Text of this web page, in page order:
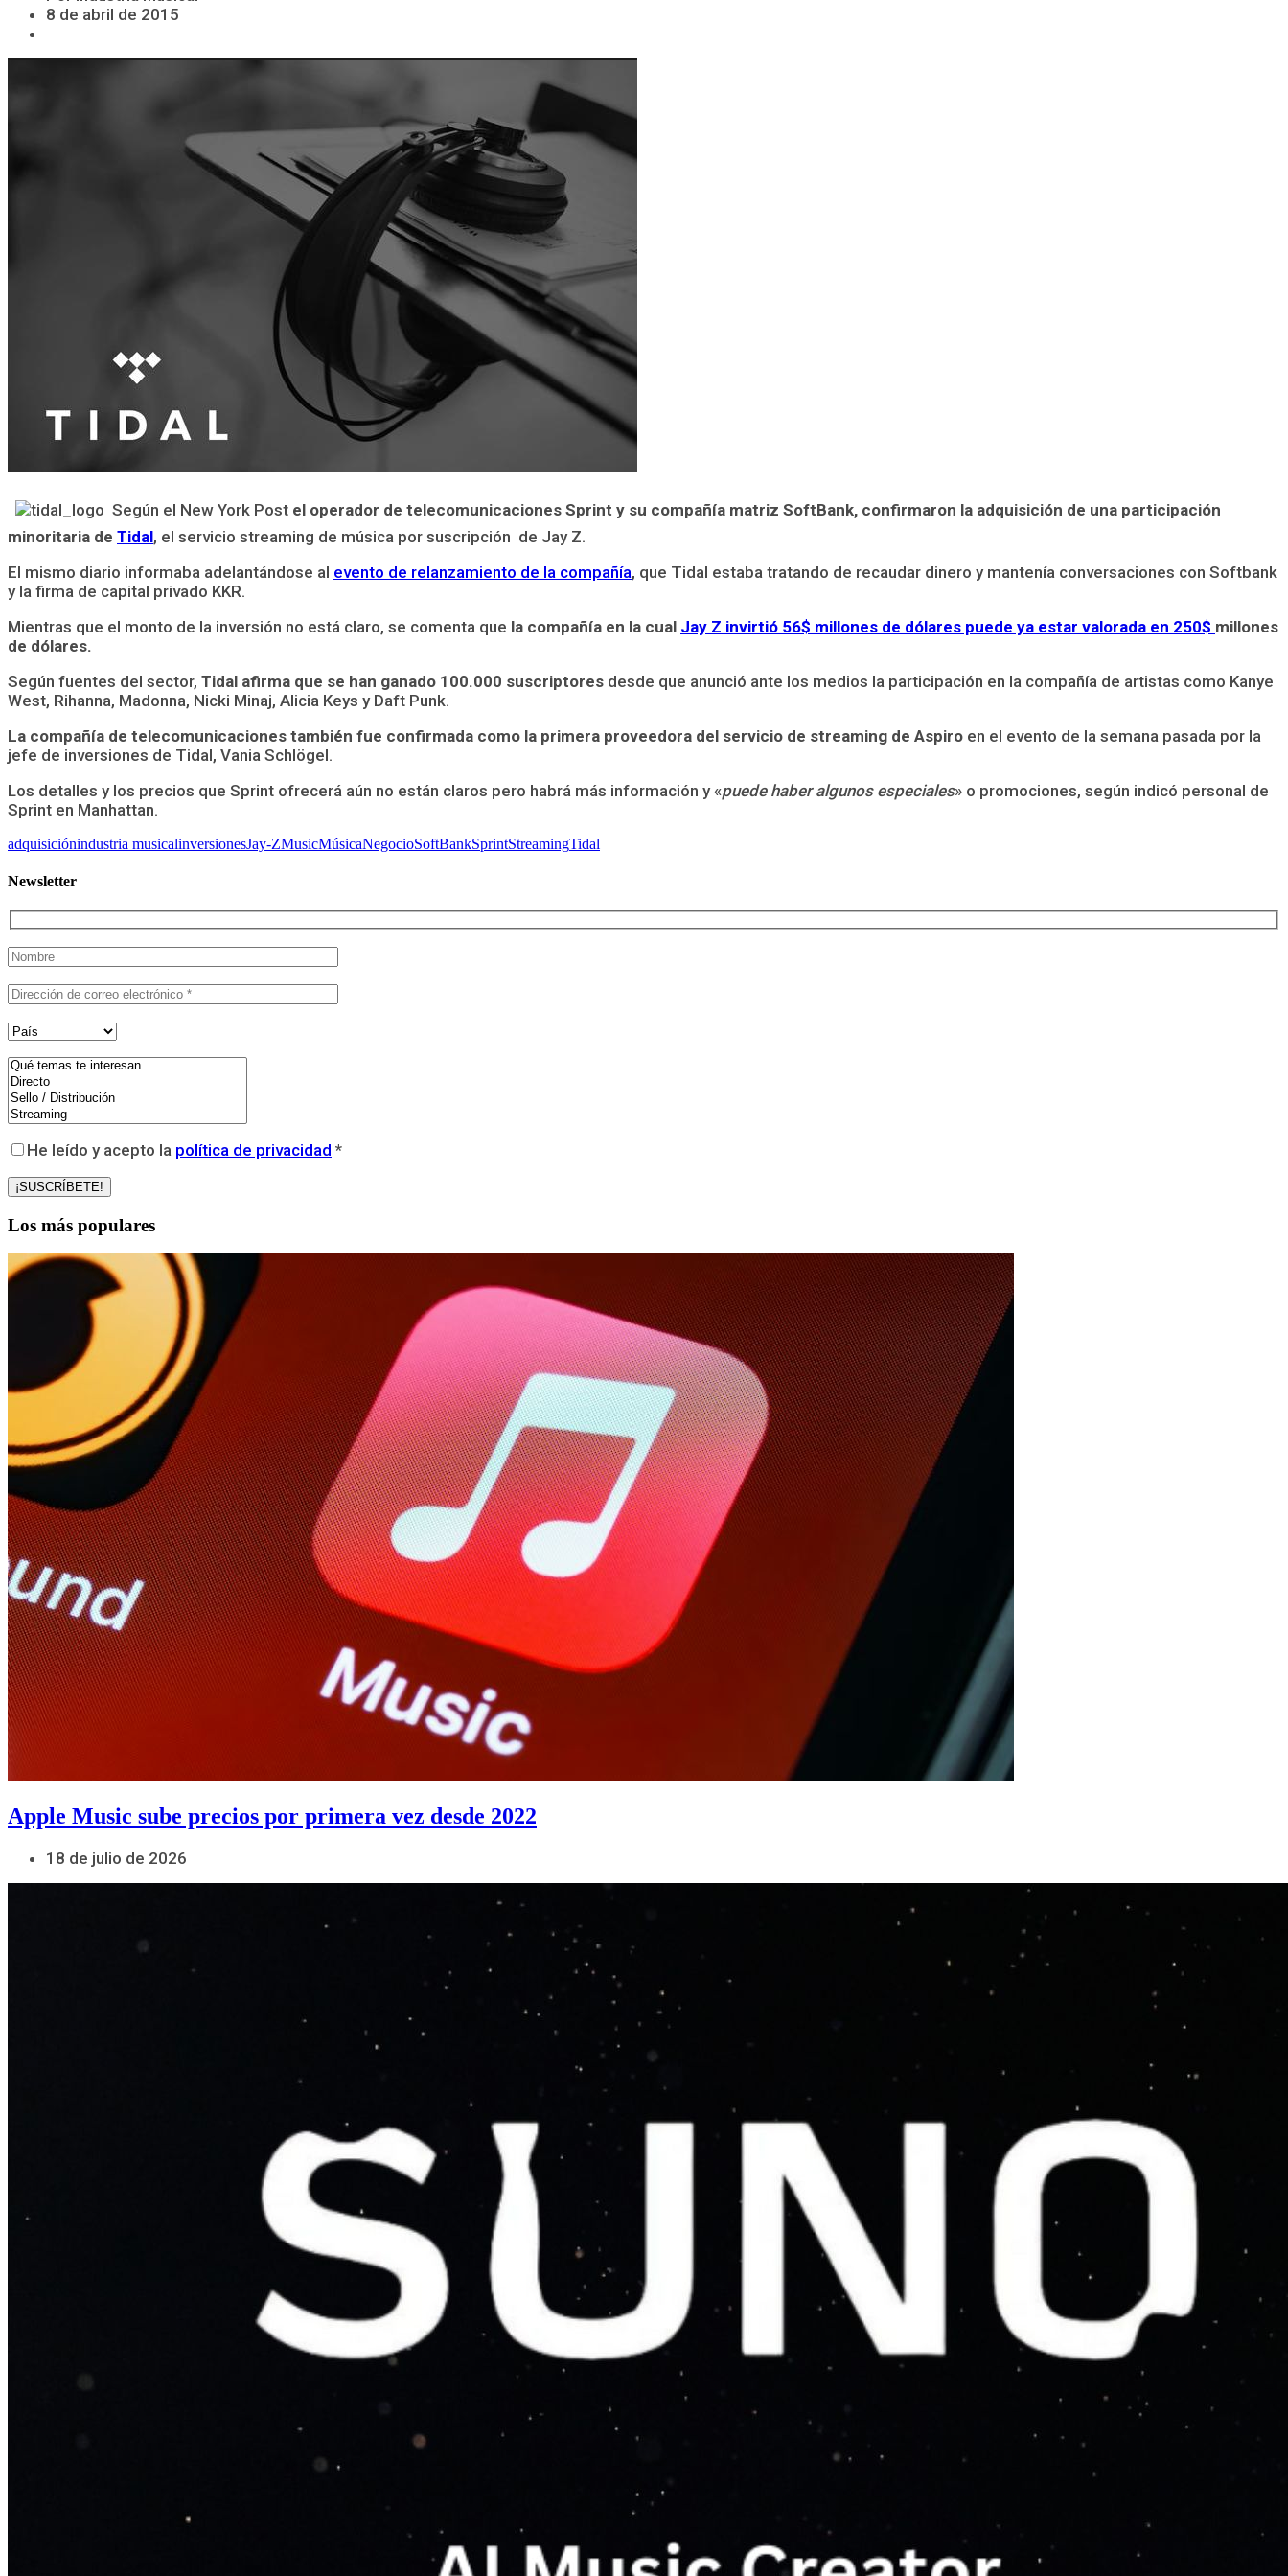
8 de abril de 2015
Según el New York Post el operador de telecomunicaciones Sprint y su compañía matriz SoftBank, confirmaron la adquisición de una participación
minoritaria de Tidal, el servicio streaming de música por suscripción de Jay Z.
El mismo diario informaba adelantándose al evento de relanzamiento de la compañía, que Tidal estaba tratando de recaudar dinero y mantenía conversaciones con Softbank
y la firma de capital privado KKR.
Mientras que el monto de la inversión no está claro, se comenta que la compañía en la cual Jay Z invirtió 56$ millones de dólares puede ya estar valorada en 250$ millones
de dólares.
Según fuentes del sector, Tidal afirma que se han ganado 100.000 suscriptores desde que anunció ante los medios la participación en la compañía de artistas como Kanye
West, Rihanna, Madonna, Nicki Minaj, Alicia Keys y Daft Punk.
La compañía de telecomunicaciones también fue confirmada como la primera proveedora del servicio de streaming de Aspiro en el evento de la semana pasada por la
jefe de inversiones de Tidal, Vania Schlögel.
Los detalles y los precios que Sprint ofrecerá aún no están claros pero habrá más información y «puede haber algunos especiales» o promociones, según indicó personal de
Sprint en Manhattan.
adquisiciónindustria musicalinversionesJay-ZMusicMúsicaNegocioSoftBankSprintStreamingTidal
Newsletter
He leído y acepto la política de privacidad *
Los más populares
Apple Music sube precios por primera vez desde 2022
18 de julio de 2026